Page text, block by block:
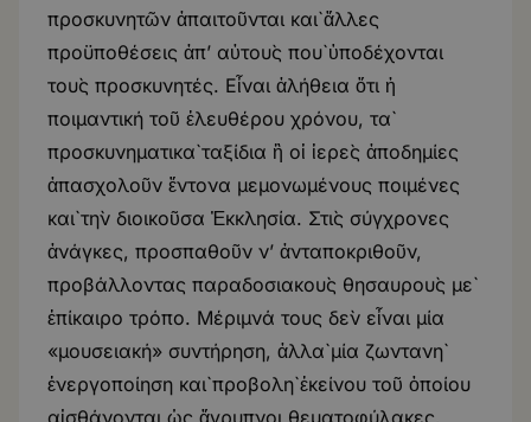
προσκυνητῶν ἀπαιτοῦνται καὶ ἄλλες
προϋποθέσεις ἀπ’ αὐτοὺς ποὺ ὑποδέχονται
τοὺς προσκυνητές. Εἶναι ἀλήθεια ὅτι ἡ
ποιμαντική τοῦ ἐλευθέρου χρόνου, τὰ
προσκυνηματικὰ ταξίδια ἢ οἱ ἱερὲς ἀποδημίες
ἀπασχολοῦν ἔντονα μεμονωμένους ποιμένες
καὶ τὴν διοικοῦσα Ἐκκλησία. Στὶς σύγχρονες
ἀνάγκες, προσπαθοῦν ν’ ἀνταποκριθοῦν,
προβάλλοντας παραδοσιακοὺς θησαυροὺς μὲ
ἐπίκαιρο τρόπο. Μέριμνά τους δὲν εἶναι μία
«μουσειακή» συντήρηση, ἀλλὰ μία ζωντανὴ
ἐνεργοποίηση καὶ προβολὴ ἐκείνου τοῦ ὁποίου